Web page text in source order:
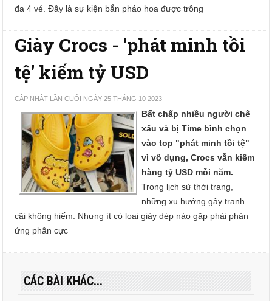
đa 4 vé. Đây là sự kiện bắn pháo hoa được trông
Giày Crocs - 'phát minh tồi
tệ' kiếm tỷ USD
CẬP NHẬT LẦN CUỐI NGÀY 25 THÁNG 10 2023
Bất chấp nhiều người chê
xấu và bị Time bình chọn
vào top "phát minh tồi tệ"
vì vô dụng, Crocs vẫn kiếm
hàng tỷ USD mỗi năm.
Trong lịch sử thời trang,
những xu hướng gây tranh
cãi không hiếm. Nhưng ít có loại giày dép nào gặp phải phản
ứng phân cực
CÁC BÀI KHÁC...